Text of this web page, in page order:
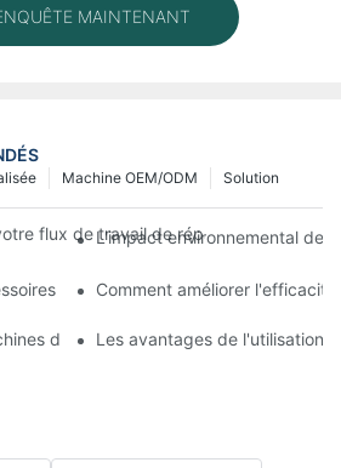
MAINTENANT
Solution
Machine OEM/ODM
flux de travail de réparation mobile
L'impact environnemental
pour votre machine de réparation
Comment améliorer
de réparation de téléphones pour
Les avantages de l'utilisation